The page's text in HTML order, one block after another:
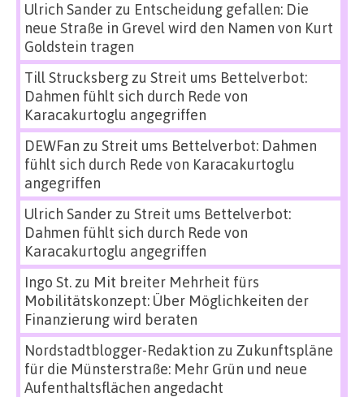
Ulrich Sanderzu Entscheidung gefallen: Die
neue Straße in Grevel wird den Namen von Kurt
Goldstein tragen
Till Strucksbergzu Streit ums Bettelverbot:
Dahmen fühlt sich durch Rede von
Karacakurtoglu angegriffen
DEWFan zu Streit ums Bettelverbot: Dahmen
fühlt sich durch Rede von Karacakurtoglu
angegriffen
Ulrich Sanderzu Streit ums Bettelverbot:
Dahmen fühlt sich durch Rede von
Karacakurtoglu angegriffen
Ingo St.zu Mit breiter Mehrheit fürs
Mobilitätskonzept: Über Möglichkeiten der
Finanzierung wird beraten
Nordstadtblogger-Redaktion zu Zukunftspläne
für die Münsterstraße: Mehr Grün und neue
Aufenthaltsflächen angedacht